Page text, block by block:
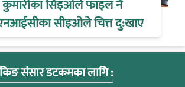
कुमारीका सिइओले फाइल नै
सीइओले चित्त दु:खाए
संसार डटकमका लागि :